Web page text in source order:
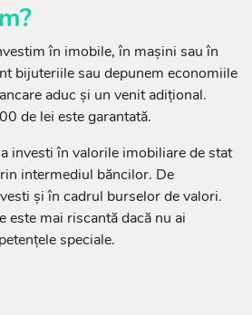
în imobile, în mașini sau în
bijuteriile sau depunem economiile
aduc și un venit adițional.
de lei este garantată.
investi în valorile imobiliare de stat
intermediul băncilor. De
și în cadrul burselor de valori.
este mai riscantă dacă nu ai
speciale.